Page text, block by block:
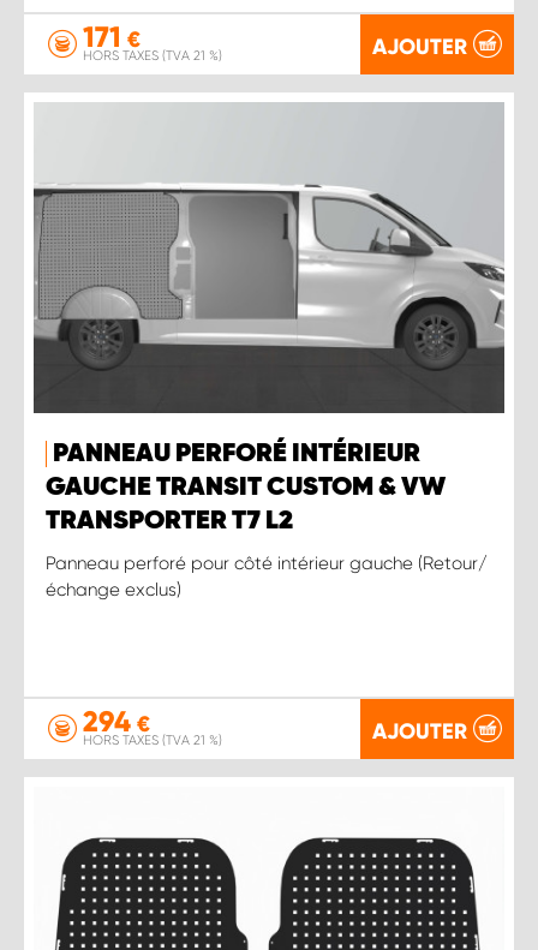
171 €
HORS TAXES (TVA 21 %) AJOUTER
PANNEAU PERFORÉ INTÉRIEUR
GAUCHE TRANSIT CUSTOM & VW
TRANSPORTER T7 L2
Panneau perforé pour côté intérieur gauche (Retour/
échange exclus)
294 €
HORS TAXES (TVA 21 %) AJOUTER